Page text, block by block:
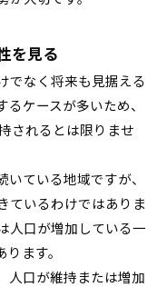
を見る
でなく将来も見据える
ケースが多いため、
されるとは限りませ
ている地域ですが、
ているわけではありま
人口が増加している一
ます。
人口が維持または増加